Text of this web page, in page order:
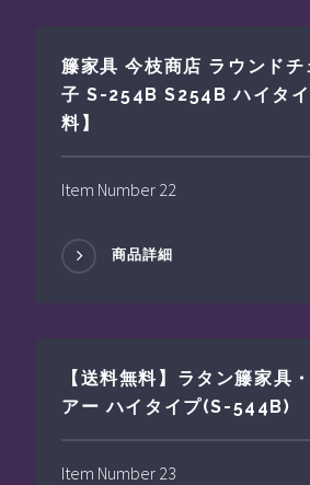
籐家具 今枝商店 ラウンド
子 S-254B S254B ハイタ
料】
Item Number 22
商品詳細
【送料無料】ラタン籐家具
アー ハイタイプ(S-544B)
Item Number 23